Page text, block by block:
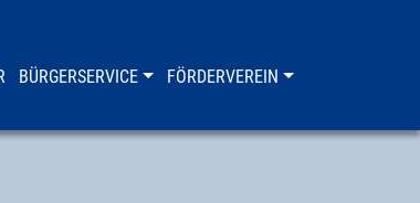
BÜRGERSERVICE FÖRDERVEREIN